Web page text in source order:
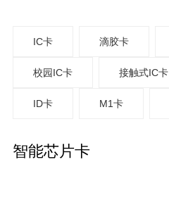
碰到的问题
IC卡 滴胶卡
校园IC卡 接触式IC卡
ID卡 M1卡
智能芯片卡